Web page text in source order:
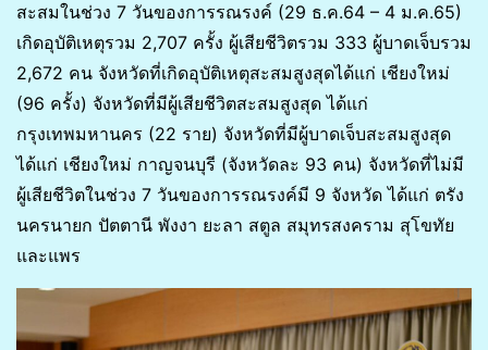
สะสมในช่วง 7 วันของการรณรงค์ (29 ธ.ค.64 – 4 ม.ค.65)
เกิดอุบัติเหตุรวม 2,707 ครั้ง ผู้เสียชีวิตรวม 333 ผู้บาดเจ็บรวม
2,672 คน จังหวัดที่เกิดอุบัติเหตุสะสมสูงสุดได้แก่ เชียงใหม่
(96 ครั้ง) จังหวัดที่มีผู้เสียชีวิตสะสมสูงสุด ได้แก่
กรุงเทพมหานคร (22 ราย) จังหวัดที่มีผู้บาดเจ็บสะสมสูงสุด
ได้แก่ เชียงใหม่ กาญจนบุรี (จังหวัดละ 93 คน) จังหวัดที่ไม่มี
ผู้เสียชีวิตในช่วง 7 วันของการรณรงค์มี 9 จังหวัด ได้แก่ ตรัง
นครนายก ปัตตานี พังงา ยะลา สตูล สมุทรสงคราม สุโขทัย
และแพร